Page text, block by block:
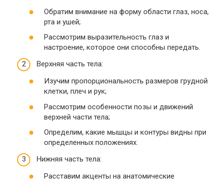
Обратим внимание на форму области глаз, носа,
рта и ушей;
Рассмотрим выразительность глаз и
настроение, которое они способны передать.
Верхняя часть тела:
Изучим пропорциональность размеров грудной
клетки, плеч и рук;
Рассмотрим особенности позы и движений
верхней части тела;
Определим, какие мышцы и контуры видны при
определенных положениях.
Нижняя часть тела:
Расставим акценты на анатомические